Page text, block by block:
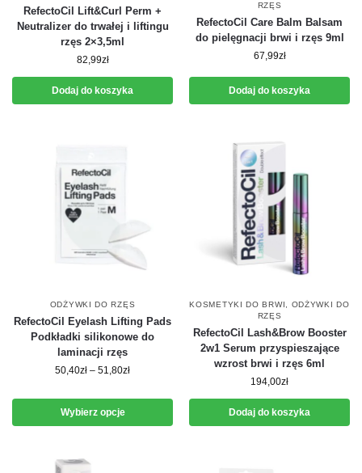
RefectoCil Lift&Curl Perm +
Neutralizer do trwałej i liftingu
rzęs 2×3,5ml
82,99zł
Dodaj do koszyka
RZĘS
RefectoCil Care Balm Balsam
do pielęgnacji brwi i rzęs 9ml
67,99zł
Dodaj do koszyka
ODŻYWKI DO RZĘS
RefectoCil Eyelash Lifting Pads
Podkładki silikonowe do
laminacji rzęs
50,40zł – 51,80zł
Wybierz opcje
KOSMETYKI DO BRWI
ODŻYWKI DO
RZĘS
RefectoCil Lash&Brow Booster
2w1 Serum przyspieszające
wzrost brwi i rzęs 6ml
194,00zł
Dodaj do koszyka